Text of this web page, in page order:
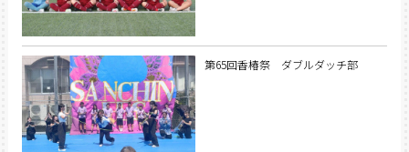
第65回香椿祭 ダブルダッチ部